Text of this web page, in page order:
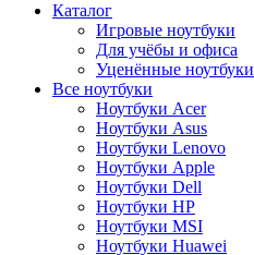
Каталог
Игровые ноутбуки
Для учёбы и офиса
Уценённые ноутбуки
Все ноутбуки
Ноутбуки Acer
Ноутбуки Asus
Ноутбуки Lenovo
Ноутбуки Apple
Ноутбуки Dell
Ноутбуки HP
Ноутбуки MSI
Ноутбуки Huawei